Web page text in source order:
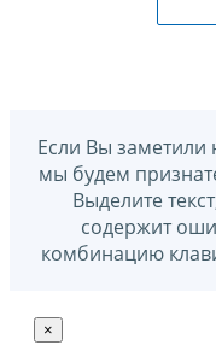
Если Вы заметили
мы будем
Выделите
содержит
комбинацию
×